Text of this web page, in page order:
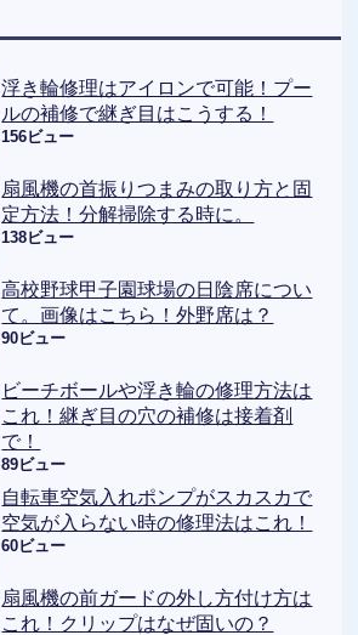
浮き輪修理はアイロンで可能！プー
ルの補修で継ぎ目はこうする！
156ビュー
扇風機の首振りつまみの取り方と固
定方法！分解掃除する時に。
138ビュー
高校野球甲子園球場の日陰席につい
て。画像はこちら！外野席は？
90ビュー
ビーチボールや浮き輪の修理方法は
これ！継ぎ目の穴の補修は接着剤
で！
89ビュー
自転車空気入れポンプがスカスカで
空気が入らない時の修理法はこれ！
60ビュー
扇風機の前ガードの外し方付け方は
これ！クリップはなぜ固いの？